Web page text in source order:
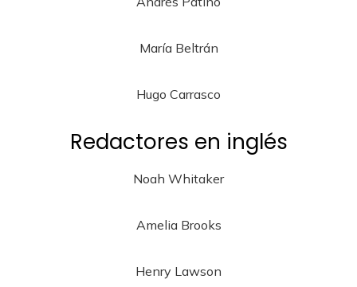
María Beltrán
Hugo Carrasco
Redactores en inglés
Noah Whitaker
Amelia Brooks
Henry Lawson